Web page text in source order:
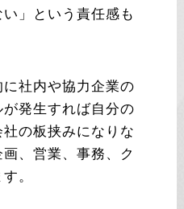
」という責任感も
社内や協力企業の
発生すれば自分の
の板挟みになりな
、営業、事務、ク
。